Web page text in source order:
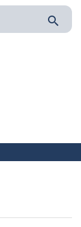
search